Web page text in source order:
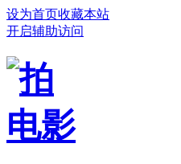
设为首页收藏本站
开启辅助访问